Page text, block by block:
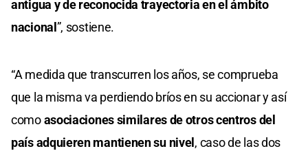
antigua y de reconocida trayectoria en el ámbito
nacional ”, sostiene.
“A medida que transcurren los años, se comprueba
que la misma va perdiendo bríos en su accionar y así
comoasociaciones similares de otros centros del
país adquieren mantienen su nivel , caso de las dos